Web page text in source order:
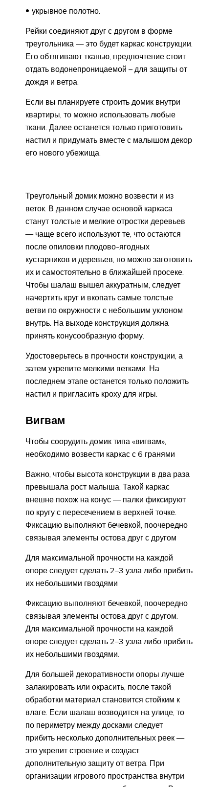
укрывное полотно.
Рейки соединяют друг с другом в форме
треугольника — это будет каркас конструкции.
Его обтягивают тканью, предпочтение стоит
отдать водонепроницаемой – для защиты от
дождя и ветра.
Если вы планируете строить домик внутри
квартиры, то можно использовать любые
ткани. Далее останется только приготовить
настил и придумать вместе с малышом декор
его нового убежища.
Треугольный домик можно возвести и из
веток. В данном случае основой каркаса
станут толстые и мелкие отростки деревьев
— чаще всего используют те, что остаются
после опиловки плодово-ягодных
кустарников и деревьев, но можно заготовить
их и самостоятельно в ближайшей просеке.
Чтобы шалаш вышел аккуратным, следует
начертить круг и вкопать самые толстые
ветви по окружности с небольшим уклоном
внутрь. На выходе конструкция должна
принять конусообразную форму.
Удостоверьтесь в прочности конструкции, а
затем укрепите мелкими ветками. На
последнем этапе останется только положить
настил и пригласить кроху для игры.
Вигвам
Чтобы соорудить домик типа «вигвам»,
необходимо возвести каркас с 6 гранями
Важно, чтобы высота конструкции в два раза
превышала рост малыша. Такой каркас
внешне похож на конус — палки фиксируют
по кругу с пересечением в верхней точке.
Фиксацию выполняют бечевкой, поочередно
связывая элементы остова друг с другом
Для максимальной прочности на каждой
опоре следует сделать 2–3 узла либо прибить
их небольшими гвоздями
Фиксацию выполняют бечевкой, поочередно
связывая элементы остова друг с другом.
Для максимальной прочности на каждой
опоре следует сделать 2–3 узла либо прибить
их небольшими гвоздями.
Для большей декоративности опоры лучше
залакировать или окрасить, после такой
обработки материал становится стойким к
влаге. Если шалаш возводится на улице, то
по периметру между досками следует
прибить несколько дополнительных реек —
это укрепит строение и создаст
дополнительную защиту от ветра. При
организации игрового пространства внутри